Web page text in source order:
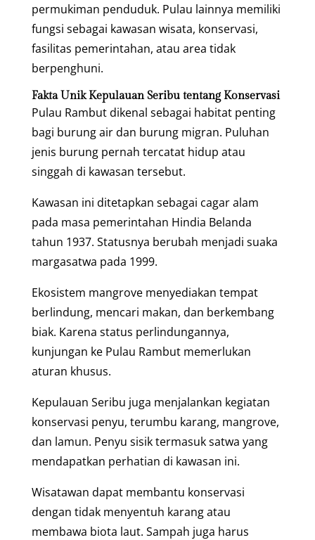
permukiman penduduk. Pulau lainnya memiliki
fungsi sebagai kawasan wisata, konservasi,
fasilitas pemerintahan, atau area tidak
berpenghuni.
Fakta Unik Kepulauan Seribu tentang Konservasi
Pulau Rambut dikenal sebagai habitat penting
bagi burung air dan burung migran. Puluhan
jenis burung pernah tercatat hidup atau
singgah di kawasan tersebut.
Kawasan ini ditetapkan sebagai cagar alam
pada masa pemerintahan Hindia Belanda
tahun 1937. Statusnya berubah menjadi suaka
margasatwa pada 1999.
Ekosistem mangrove menyediakan tempat
berlindung, mencari makan, dan berkembang
biak. Karena status perlindungannya,
kunjungan ke Pulau Rambut memerlukan
aturan khusus.
Kepulauan Seribu juga menjalankan kegiatan
konservasi penyu, terumbu karang, mangrove,
dan lamun. Penyu sisik termasuk satwa yang
mendapatkan perhatian di kawasan ini.
Wisatawan dapat membantu konservasi
dengan tidak menyentuh karang atau
membawa biota laut. Sampah juga harus